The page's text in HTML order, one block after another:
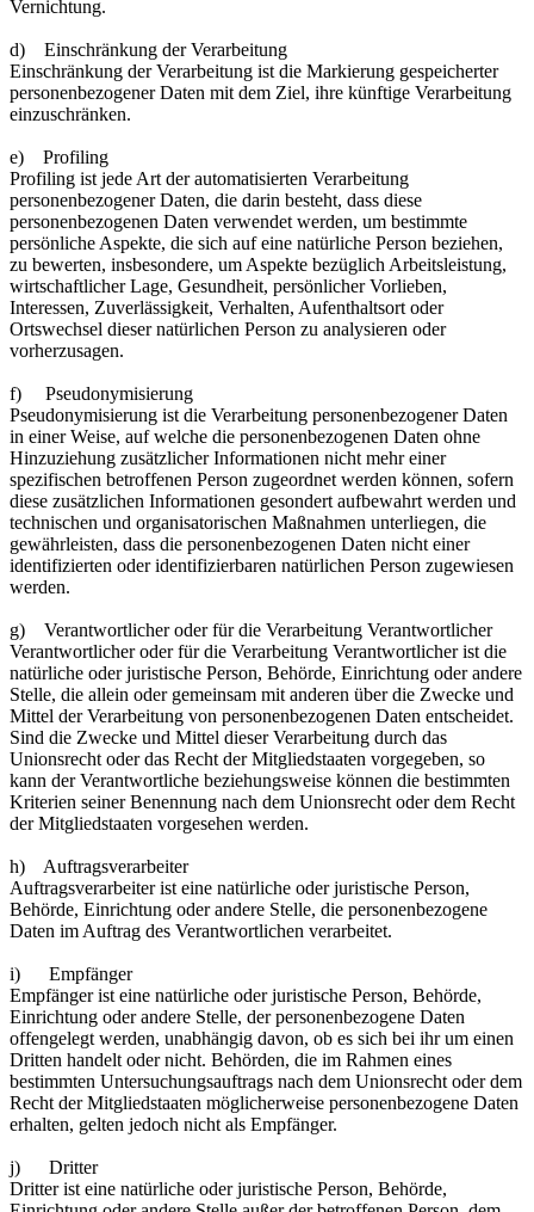
Vernichtung.
d) Einschränkung der Verarbeitung
Einschränkung der Verarbeitung ist die Markierung gespeicherter
personenbezogener Daten mit dem Ziel, ihre künftige Verarbeitung
einzuschränken.
e) Profiling
Profiling ist jede Art der automatisierten Verarbeitung
personenbezogener Daten, die darin besteht, dass diese
personenbezogenen Daten verwendet werden, um bestimmte
persönliche Aspekte, die sich auf eine natürliche Person beziehen,
zu bewerten, insbesondere, um Aspekte bezüglich Arbeitsleistung,
wirtschaftlicher Lage, Gesundheit, persönlicher Vorlieben,
Interessen, Zuverlässigkeit, Verhalten, Aufenthaltsort oder
Ortswechsel dieser natürlichen Person zu analysieren oder
vorherzusagen.
f) Pseudonymisierung
Pseudonymisierung ist die Verarbeitung personenbezogener Daten
in einer Weise, auf welche die personenbezogenen Daten ohne
Hinzuziehung zusätzlicher Informationen nicht mehr einer
spezifischen betroffenen Person zugeordnet werden können, sofern
diese zusätzlichen Informationen gesondert aufbewahrt werden und
technischen und organisatorischen Maßnahmen unterliegen, die
gewährleisten, dass die personenbezogenen Daten nicht einer
identifizierten oder identifizierbaren natürlichen Person zugewiesen
werden.
g) Verantwortlicher oder für die Verarbeitung Verantwortlicher
Verantwortlicher oder für die Verarbeitung Verantwortlicher ist die
natürliche oder juristische Person, Behörde, Einrichtung oder andere
Stelle, die allein oder gemeinsam mit anderen über die Zwecke und
Mittel der Verarbeitung von personenbezogenen Daten entscheidet.
Sind die Zwecke und Mittel dieser Verarbeitung durch das
Unionsrecht oder das Recht der Mitgliedstaaten vorgegeben, so
kann der Verantwortliche beziehungsweise können die bestimmten
Kriterien seiner Benennung nach dem Unionsrecht oder dem Recht
der Mitgliedstaaten vorgesehen werden.
h) Auftragsverarbeiter
Auftragsverarbeiter ist eine natürliche oder juristische Person,
Behörde, Einrichtung oder andere Stelle, die personenbezogene
Daten im Auftrag des Verantwortlichen verarbeitet.
i) Empfänger
Empfänger ist eine natürliche oder juristische Person, Behörde,
Einrichtung oder andere Stelle, der personenbezogene Daten
offengelegt werden, unabhängig davon, ob es sich bei ihr um einen
Dritten handelt oder nicht. Behörden, die im Rahmen eines
bestimmten Untersuchungsauftrags nach dem Unionsrecht oder dem
Recht der Mitgliedstaaten möglicherweise personenbezogene Daten
erhalten, gelten jedoch nicht als Empfänger.
j) Dritter
Dritter ist eine natürliche oder juristische Person, Behörde,